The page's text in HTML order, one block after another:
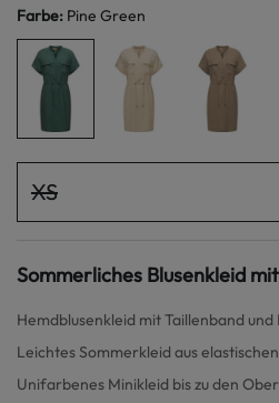
Farbe: Pine Green
XS
Sommerliches Blusenkleid
Hemdblusenkleid mit Taillenband und
Leichtes Sommerkleid aus
Unifarbenes Minikleid bis zu den